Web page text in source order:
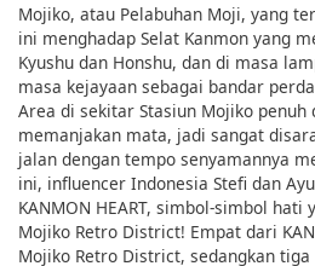
Mojiko, atau Pelabuhan Moji, yang
ini menghadap Selat Kanmon yang
Kyushu dan Honshu, dan di masa
masa kejayaan sebagai bandar
Area di sekitar Stasiun Mojiko penuh
memanjakan mata, jadi sangat
jalan dengan tempo senyamannya
ini, influencer Indonesia Stefi dan
KANMON HEART, simbol-simbol
Mojiko Retro District! Empat dari
Mojiko Retro District, sedangkan